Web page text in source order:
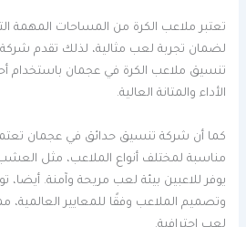
تعتبر ملاعب الكرة من المساحات المهمة
لضمان تجربة لعب مثالية، لذلك تقدم
تنسيق ملاعب الكرة في عجمان باستخدام
الأداء والمتانة العالية.
كما أن شركة تنسيق حدائق في عجمان
مناسبة لمختلف أنواع الملاعب، مثل
يوفر للاعبين بيئة لعب مريحة وآمنة.
وتصميم الملاعب وفقًا للمعايير